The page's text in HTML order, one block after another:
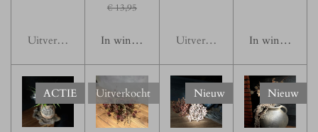
Uitverkocht
€ 13,95
In winkelwagen Uitverkocht In
ACTIE Uitverkocht Nieuw Nieuw